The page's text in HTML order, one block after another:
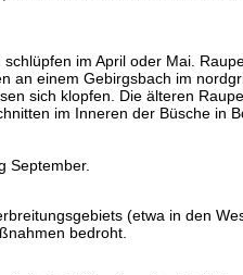
im April oder Mai.
an einem Gebirgsbach im
sich klopfen. Die älteren
im Inneren der Büsche in
September.
(etwa in den
bedroht.